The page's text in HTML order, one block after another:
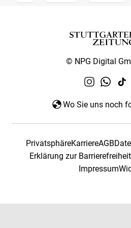
© NPG Digital
Wo Sie uns noch
PrivatsphäreKarriereAGB
Erklärung zur Barrierefreiheit
Impressum